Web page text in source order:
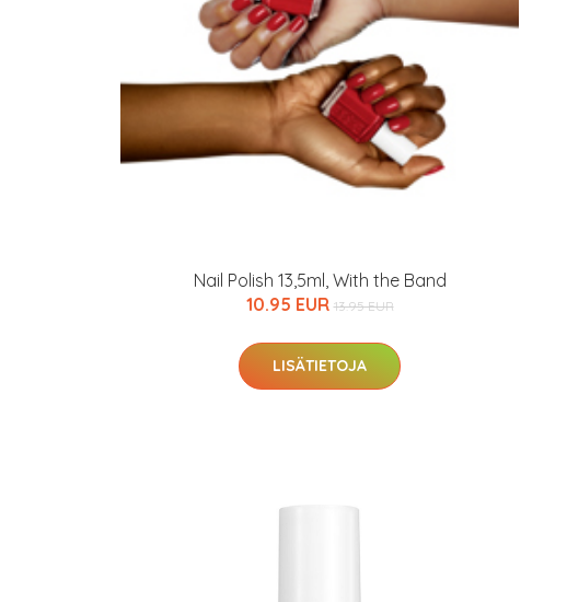
Nail Polish 13,5ml, With the Band
10.95 EUR 13.95 EUR
LISÄTIETOJA